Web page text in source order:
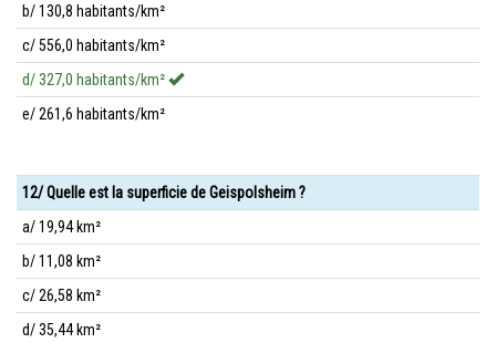
b/ 130,8 habitants/km²
c/ 556,0 habitants/km²
d/ 327,0 habitants/km²
e/ 261,6 habitants/km²
12/ Quelle est la superficie de Geispolsheim ?
a/ 19,94 km²
b/ 11,08 km²
c/ 26,58 km²
d/ 35,44 km²